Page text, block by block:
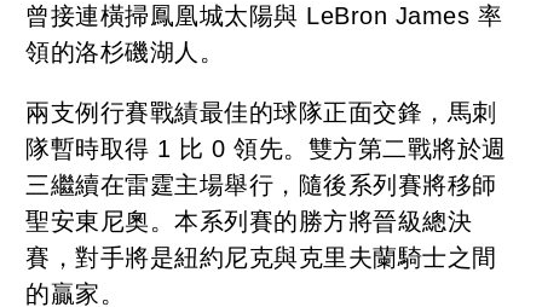
曾接連橫掃鳳凰城太陽與 LeBron James 率
領的洛杉磯湖人。
兩支例行賽戰績最佳的球隊正面交鋒，馬刺
隊暫時取得 1 比 0 領先。雙方第二戰將於週
三繼續在雷霆主場舉行，隨後系列賽將移師
聖安東尼奧。本系列賽的勝方將晉級總決
賽，對手將是紐約尼克與克里夫蘭騎士之間
的贏家。